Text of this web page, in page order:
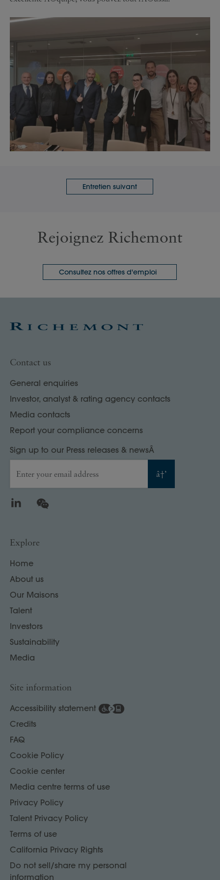
Entretien suivant
Rejoignez Richemont
Consultez nos offres d'emploi
Contact us
General enquiries
Investor, analyst & rating agency contacts
Media contacts
Report your compliance concerns
Sign up to our Press releases & newsÂ
Enter your email address â†’
LinkedIn
Explore
Home
About us
Our Maisons
Talent
Investors
Sustainability
Media
Site information
Accessibility statement
Credits
FAQ
Cookie Policy
Cookie center
Media centre terms of use
Privacy Policy
Talent Privacy Policy
Terms of use
California Privacy Rights
Do not sell/share my personal
information